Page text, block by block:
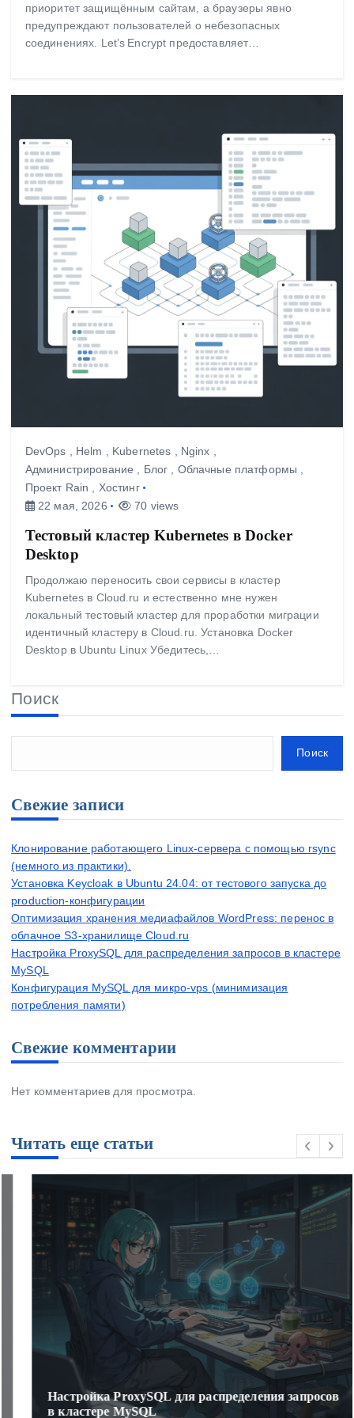
приоритет защищённым сайтам, а браузеры явно
предупреждают пользователей о небезопасных
соединениях. Let’s Encrypt предоставляет…
DevOps Helm Kubernetes Nginx
Администрирование
Блог Облачные платформы
Проект Rain
Хостинг
22 мая, 2026
70 views
Тестовый кластер Kubernetes в Docker
Desktop
Продолжаю переносить свои сервисы в кластер
Kubernetes в Cloud.ru и естественно мне нужен
локальный тестовый кластер для проработки миграции
идентичный кластеру в Cloud.ru. Установка Docker
Desktop в Ubuntu Linux Убедитесь,…
Поиск
Поиск
Свежие записи
Клонирование работающего Linux-сервера с помощью rsync
(немного из практики).
Установка Keycloak в Ubuntu 24.04: от тестового запуска до
production-конфигурации
Оптимизация хранения медиафайлов WordPress: перенос в
облачное S3-хранилище Cloud.ru
Настройка ProxySQL для распределения запросов в кластере
MySQL
Конфигурация MySQL для микро-vps (минимизация
потребления памяти)
Свежие комментарии
Нет комментариев для просмотра.
Читать еще статьи
Настройка ProxySQL для распределения запросов
в кластере MySQL